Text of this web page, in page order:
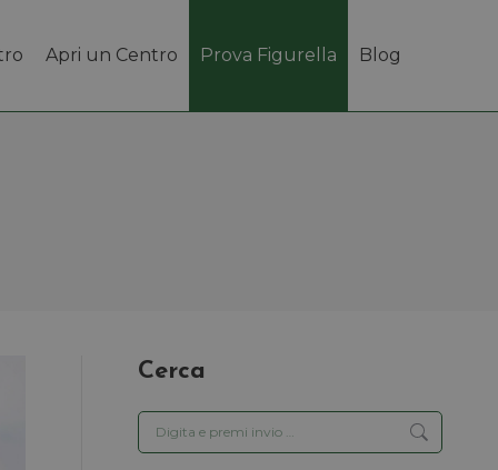
Apri un Centro Prova Figurella Blog
Cerca
Cerca: